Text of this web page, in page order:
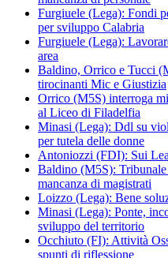
Furgiuele (Lega): Fondi
per sviluppo Calabria
Furgiuele (Lega):
area
Baldino, Orrico e Tucci
tirocinanti Mic e Giustizia
Orrico (M5S) interroga
al Liceo di Filadelfia
Minasi (Lega): Ddl su
per tutela delle donne
Antoniozzi (FDI): Sui
Baldino (M5S):
mancanza di magistrati
Loizzo (Lega): Bene
Minasi (Lega): Ponte,
sviluppo del territorio
Occhiuto (FI): Attività
spunti di riflessione